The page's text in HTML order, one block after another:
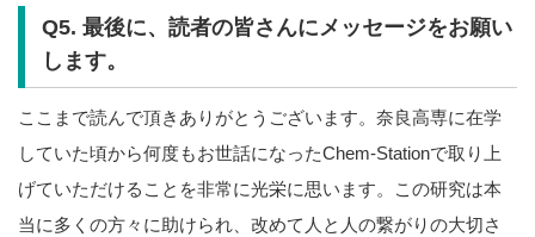
Q5. 最後に、読者の皆さんにメッセージをお願い
します。
ここまで読んで頂きありがとうございます。奈良高専に在学
していた頃から何度もお世話になったChem-Stationで取り上
げていただけることを非常に光栄に思います。この研究は本
当に多くの方々に助けられ、改めて人と人の繋がりの大切さ